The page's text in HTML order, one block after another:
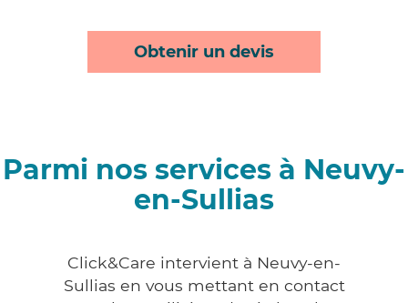
Obtenir un devis
Parmi nos services à Neuvy-
en-Sullias
Click&Care intervient à Neuvy-en-
Sullias en vous mettant en contact